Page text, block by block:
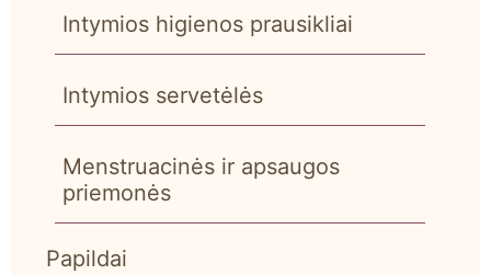
Intymios higienos prausikliai
Intymios servetėlės
Menstruacinės ir apsaugos
priemonės
Papildai